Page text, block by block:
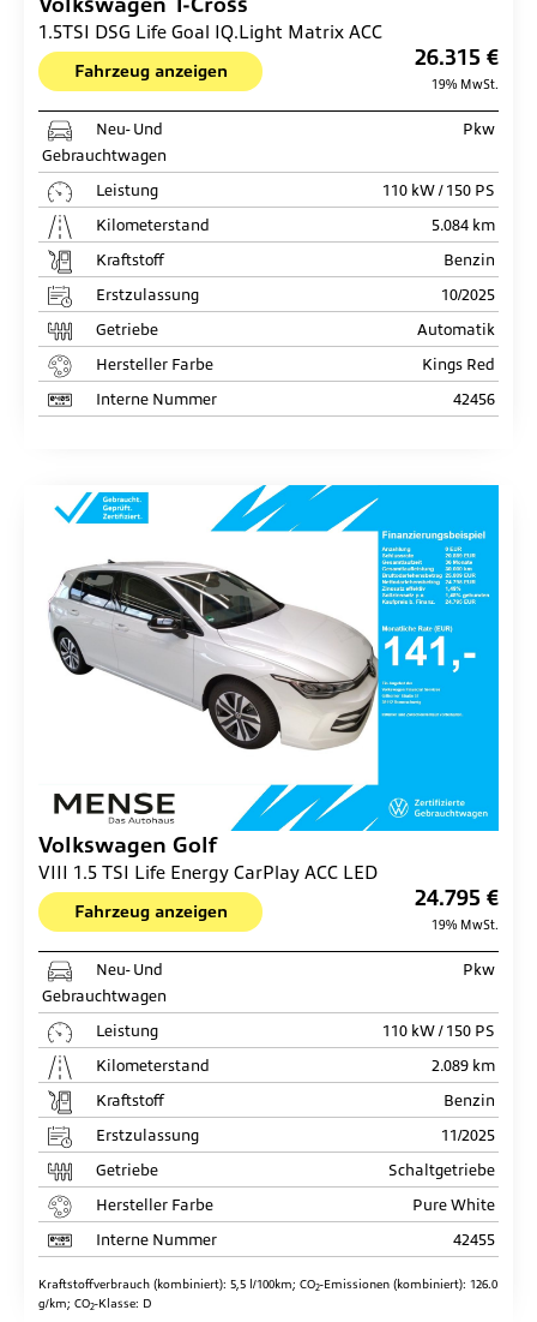
Volkswagen T-Cross
1.5TSI DSG Life Goal IQ.Light Matrix ACC
Fahrzeug anzeigen
26.315 €
19% MwSt.
Neu- Und
Gebrauchtwagen
Pkw
Leistung
110 kW / 150 PS
Kilometerstand
5.084 km
Kraftstoff
Benzin
Erstzulassung
10/2025
Getriebe
Automatik
Hersteller Farbe
Kings Red
Interne Nummer
42456
Volkswagen Golf
VIII 1.5 TSI Life Energy CarPlay ACC LED
Fahrzeug anzeigen
24.795 €
19% MwSt.
Neu- Und
Gebrauchtwagen
Pkw
Leistung
110 kW / 150 PS
Kilometerstand
2.089 km
Kraftstoff
Benzin
Erstzulassung
11/2025
Getriebe
Schaltgetriebe
Hersteller Farbe
Pure White
Interne Nummer
42455
Kraftstoffverbrauch (kombiniert): 5,5 l/100km; CO2-Emissionen (kombiniert): 126.0
g/km; CO2-Klasse: D